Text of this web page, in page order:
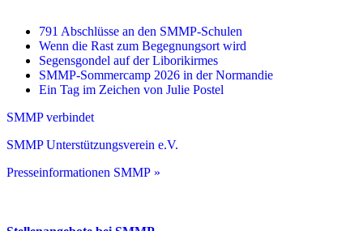
791 Abschlüsse an den SMMP-Schulen
Wenn die Rast zum Begegnungsort wird
Segensgondel auf der Liborikirmes
SMMP-Sommercamp 2026 in der Normandie
Ein Tag im Zeichen von Julie Postel
SMMP verbindet
SMMP Unterstützungsverein e.V.
Presseinformationen SMMP »